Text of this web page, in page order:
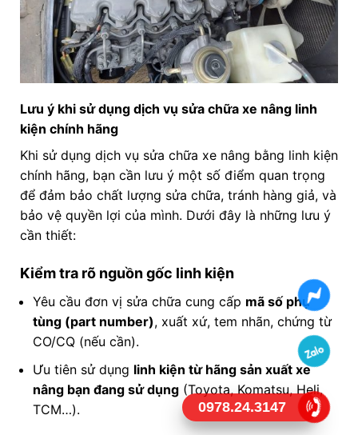
Lưu ý khi sử dụng dịch vụ sửa chữa xe nâng linh
kiện chính hãng
Khi sử dụng dịch vụ sửa chữa xe nâng bằng linh kiện
chính hãng, bạn cần lưu ý một số điểm quan trọng
để đảm bảo chất lượng sửa chữa, tránh hàng giả, và
bảo vệ quyền lợi của mình. Dưới đây là những lưu ý
cần thiết:
Kiểm tra rõ nguồn gốc linh kiện
Yêu cầu đơn vị sửa chữa cung cấp mã số phụ
tùng (part number), xuất xứ, tem nhãn, chứng từ
CO/CQ (nếu cần).
Ưu tiên sử dụng linh kiện từ hãng sản xuất xe
nâng bạn đang sử dụng(Toyota, Komatsu, Heli,
TCM…).
0978.24.3147